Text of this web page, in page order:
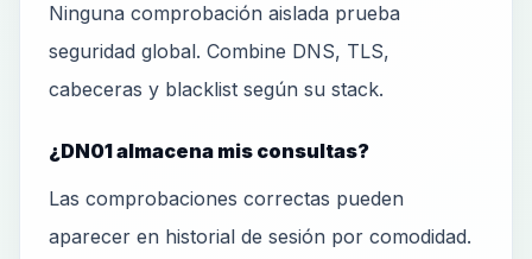
Ninguna comprobación aislada prueba
seguridad global. Combine DNS, TLS,
cabeceras y blacklist según su stack.
¿DN01 almacena mis consultas?
Las comprobaciones correctas pueden
aparecer en historial de sesión por comodidad.